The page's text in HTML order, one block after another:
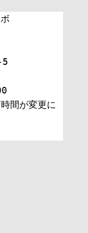
5
間が変更に